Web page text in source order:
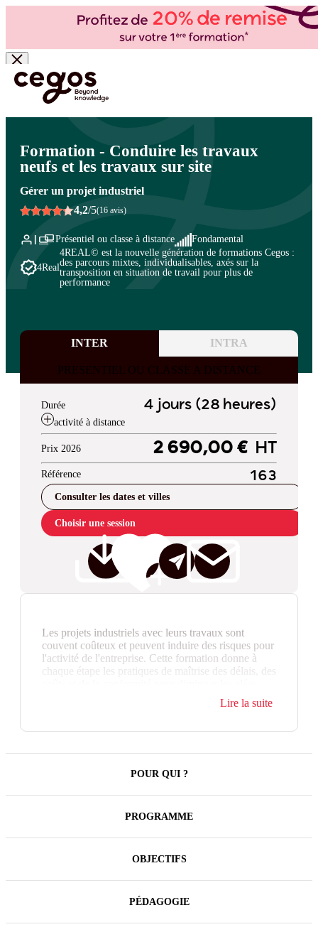
Skip to main content
Vous êtes ici : Accueil >Cegos, organisme de formation à Paris et en régions
Industrialiser : méthodes et ingénierie process
Formation - Conduire les travaux
neufs et les travaux sur site
Gérer un projet industriel
4,2/5(16 avis)
Présentiel ou classe à distance Fondamental
4Real
4REAL© est la nouvelle génération de formations Cegos :
des parcours mixtes, individualisables, axés sur la
transposition en situation de travail pour plus de
performance
INTER INTRA
PRESENTIEL OU CLASSE A DISTANCE
Durée 4 jours (28 heures)
activité à distance
Prix 2026 2 690,00 € HT
Référence 163
Consulter les dates et villes
Choisir une session
Les projets industriels avec leurs travaux sont
couvent coûteux et peuvent induire des risques pour
l'activité de l'entreprise. Cette formation donne à
chaque étape les pratiques de maîtrise des délais, des
Elle facilite la réussite de la réalisation et du suivi.
Lire la suite
POUR QUI ?
PROGRAMME
OBJECTIFS
PÉDAGOGIE